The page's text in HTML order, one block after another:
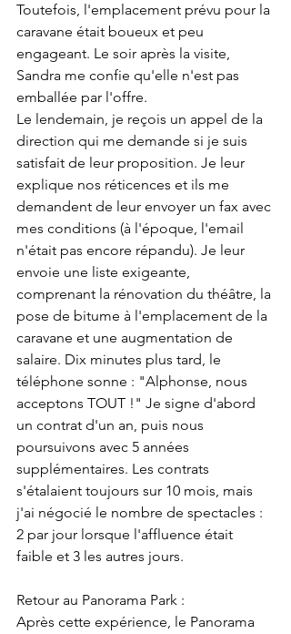
Toutefois, l'emplacement prévu pour la
caravane était boueux et peu
engageant. Le soir après la visite,
Sandra me confie qu'elle n'est pas
emballée par l'offre.
Le lendemain, je reçois un appel de la
direction qui me demande si je suis
satisfait de leur proposition. Je leur
explique nos réticences et ils me
demandent de leur envoyer un fax avec
mes conditions (à l'époque, l'email
n'était pas encore répandu). Je leur
envoie une liste exigeante,
comprenant la rénovation du théâtre, la
pose de bitume à l'emplacement de la
caravane et une augmentation de
salaire. Dix minutes plus tard, le
téléphone sonne : "Alphonse, nous
acceptons TOUT !" Je signe d'abord
un contrat d'un an, puis nous
poursuivons avec 5 années
supplémentaires. Les contrats
s'étalaient toujours sur 10 mois, mais
j'ai négocié le nombre de spectacles :
2 par jour lorsque l'affluence était
faible et 3 les autres jours.
Retour au Panorama Park :
Après cette expérience, le Panorama